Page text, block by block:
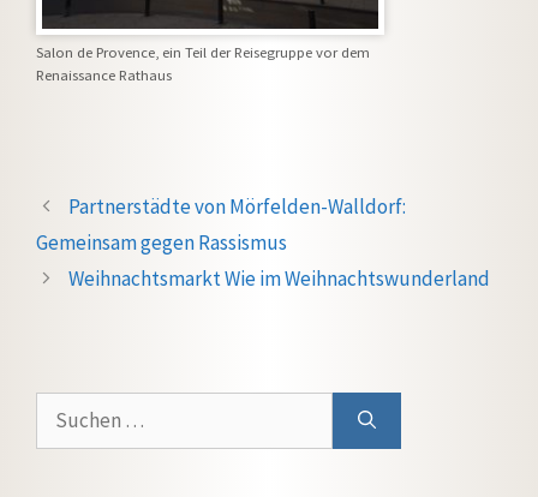
Salon de Provence, ein Teil der Reisegruppe vor dem
Renaissance Rathaus
Partnerstädte von Mörfelden-Walldorf:
Gemeinsam gegen Rassismus
Weihnachtsmarkt Wie im Weihnachtswunderland
Suchen
nach: